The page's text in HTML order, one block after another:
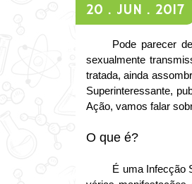
20 . JUN . 2017
Pode parecer
sexualmente
tratada, ainda
Superinteressante,
Ação, vamos falar
O que é?
É uma Infecção